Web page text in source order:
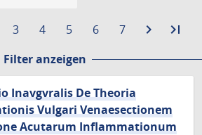
Gehe
Seite
3
Gehe
Seite
4
Gehe
Seite
5
Gehe
Seite
6
Gehe
Seite
7 navigate_next
Zur
Seite
last_page
Filter anzeigen
Inavgvralis De Theoria
Vulgari Venaesectionem
Acutarum Inflammationum